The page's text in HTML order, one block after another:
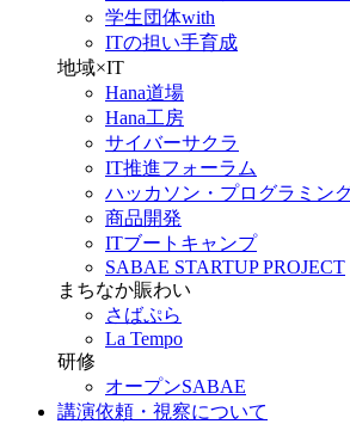
学生団体with
ITの担い手育成
地域×IT
Hana道場
Hana工房
サイバーサクラ
IT推進フォーラム
ハッカソン・プログラミン
商品開発
ITブートキャンプ
SABAE STARTUP PROJECT
まちなか賑わい
さばぷら
La Tempo
研修
オープンSABAE
講演依頼・視察について